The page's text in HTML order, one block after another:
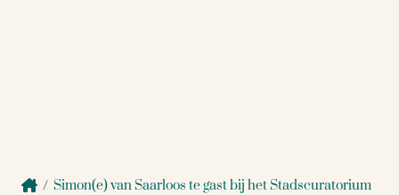
/ Simon(e) van Saarloos te gast bij het Stadscuratorium